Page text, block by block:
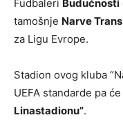
Fudbaleri Budućnosti
tamošnje Narve Trans
za Ligu Evrope.
Stadion ovog kluba
UEFA standarde pa
Linastadionu”.